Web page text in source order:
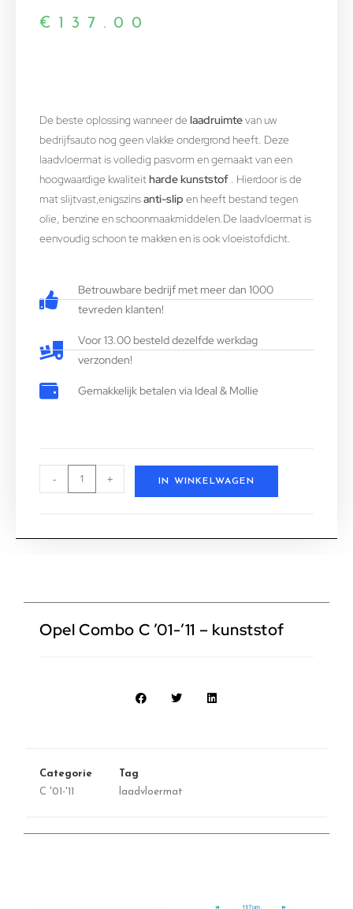
€ 137.00
De beste oplossing wanneer de laadruimtevan uw
bedrijfsauto nog geen vlakke ondergrond heeft. Deze
laadvloermat is volledig pasvorm en gemaakt van een
hoogwaardige kwaliteitharde kunststof . Hierdoor is de
mat slijtvast,enigszinsanti-slip en heeft bestand tegen
olie, benzine en schoonmaakmiddelen.De laadvloermat is
eenvoudig schoon te makken en is ook vloeistofdicht.
Betrouwbare bedrijf met meer dan 1000
tevreden klanten!
Voor 13.00 besteld dezelfde werkdag
verzonden!
Gemakkelijk betalen via Ideal & Mollie
- + IN WINKELWAGEN
Opel Combo C ’01-’11 – kunststof
Categorie
C '01-'11
Tag
laadvloermat